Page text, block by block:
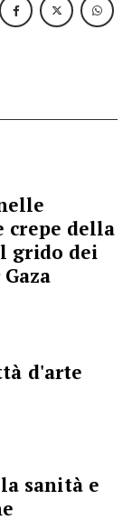
crepe della
grido dei
d'arte
sanità e